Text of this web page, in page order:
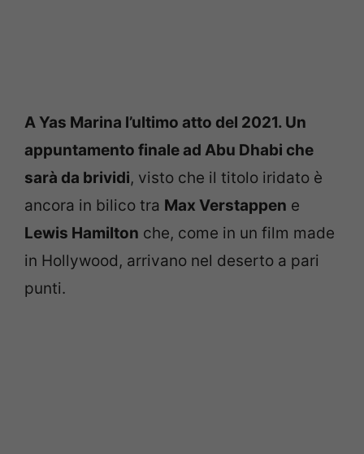
A Yas Marina l’ultimo atto del 2021. Un
appuntamento finale ad Abu Dhabi che
sarà da brividi, visto che il titolo iridato è
ancora in bilico tra Max Verstappen e
Lewis Hamilton che, come in un film made
in Hollywood, arrivano nel deserto a pari
punti.